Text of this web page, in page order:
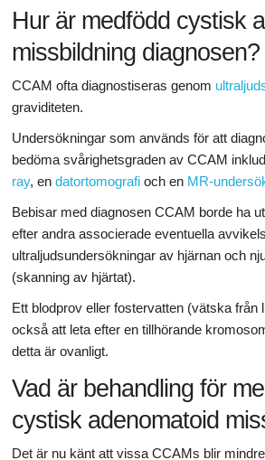
Hur är medfödd cystisk
missbildning diagnosen?
CCAM ofta diagnostiseras genom
graviditeten.
Undersökningar som används för att
bedöma svårighetsgraden av CCAM
ray, en datortomografi och en MR-
Bebisar med diagnosen CCAM borde ha
efter andra associerade eventuella
ultraljudsundersökningar av hjärnan och
(skanning av hjärtat).
Ett blodprov eller fostervatten (vätska från
också att leta efter en tillhörande
detta är ovanligt.
Vad är behandling för
cystisk adenomatoid
Det är nu känt att vissa CCAMs blir